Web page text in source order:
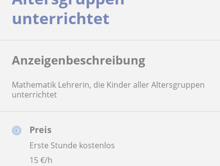
Preis
Erste Stunde kostenlos
15€/h
unterrichtet
Anzeigenbeschreibung
Mathematik Lehrerin, die Kinder aller Altersgruppen
unterrichtet